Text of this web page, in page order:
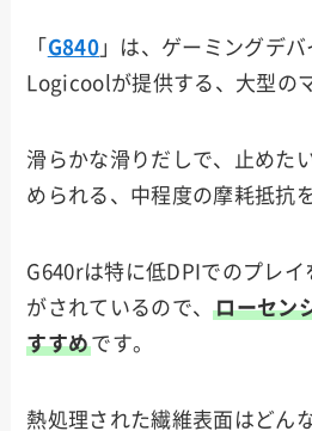
「 G840 」は、ゲーミングデ
Logicoolが提供する、大型の
滑らかな滑りだしで、止めた
められる、中程度の摩耗抵抗
G640rは特に低DPIでのプレイ
がされているので、ローセン
すすめです。
熱処理された繊維表面はどん